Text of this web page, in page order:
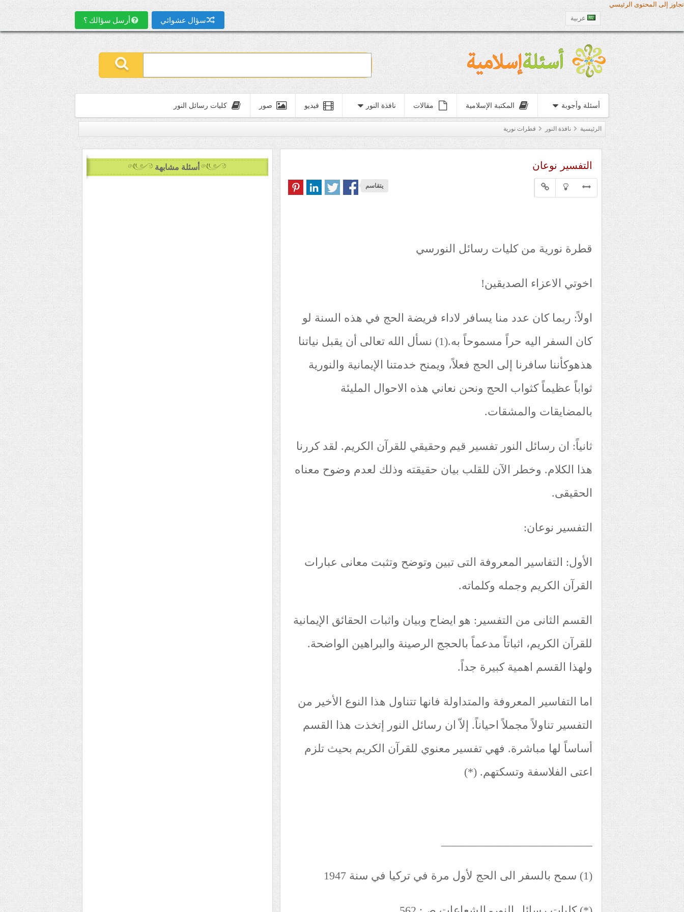
تجاوز إلى المحتوى الرئيسي
عربية
سؤال عشوائي أرسل سؤالك ؟
أسئلة وأجوبة المكتبة الإسلامية مقالات نافذة النور فيديو صور كليات رسائل النور
الرئيسية نافذة النور قطرات نورية
التفسير نوعان
يتقاسم
قطرة نورية من كليات رسائل النورسي
اخوتي الاعزاء الصديقين!
اولاً: ربما كان عدد منا يسافر لاداء فريضة الحج في هذه السنة لو
كان السفر اليه حراً مسموحاً به.(1) نسأل الله تعالى أن يقبل نياتنا
هذهوكأننا سافرنا إلى الحج فعلاً، ويمنح خدمتنا الإيمانية والنورية
ثواباً عظيماً كثواب الحج ونحن نعاني هذه الاحوال المليئة
بالمضايقات والمشقات.
ثانياً: ان رسائل النور تفسير قيم وحقيقي للقرآن الكريم. لقد كررنا
هذا الكلام. وخطر الآن للقلب بيان حقيقته وذلك لعدم وضوح معناه
الحقيقى.
التفسير نوعان:
الأول: التفاسير المعروفة التى تبين وتوضح وتثبت معانى عبارات
القرآن الكريم وجمله وكلماته.
القسم الثانى من التفسير: هو ايضاح وبيان واثبات الحقائق الإيمانية
للقرآن الكريم، اثباتاً مدعماً بالحجج الرصينة والبراهين الواضحة.
ولهذا القسم اهمية كبيرة جداً.
اما التفاسير المعروفة والمتداولة فانها تتناول هذا النوع الأخير من
التفسير تناولاً مجملاً احياناً. إلاّ ان رسائل النور إتخذت هذا القسم
أساساً لها مباشرة. فهي تفسير معنوي للقرآن الكريم بحيث تلزم
اعتى الفلاسفة وتسكتهم. (*)
(1) سمح بالسفر الى الحج لأول مرة في تركيا في سنة 1947
أسئلة مشابهة